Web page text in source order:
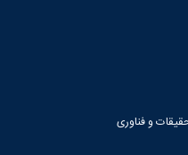
و فناوری